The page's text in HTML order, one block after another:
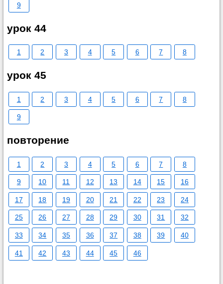
9
урок 44
1 2 3 4 5 6 7 8
урок 45
1 2 3 4 5 6 7 8
9
повторение
1 2 3 4 5 6 7 8
9 10 11 12 13 14 15 16
17 18 19 20 21 22 23 24
25 26 27 28 29 30 31 32
33 34 35 36 37 38 39 40
41 42 43 44 45 46